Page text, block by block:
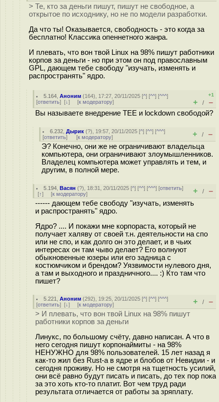
> Те, кто за деньги пишут, пишут не свободное, а
открытое по исходнику, но не по модели разработки.
Да что ты! Оказывается, свободность - это когда за
бесплатно! Классика опеннетного жанра.
И плевать, что вон твой Linux на 98% пишут работники
корпов за деньги - но при этом он под православным
GPL, дающем тебе свободу "изучать, изменять и
распространять" ядро.
5.164 ,Аноним (164), 17:27, 20/11/2025 [^] [^^] [^^^]
[ответить] [↓] [к модератору]
+1
+ / –
Вы называете внедрение TEE и lockdown свободой?
6.232 ,Дырик (?), 19:57, 20/11/2025 [^] [^^] [^^^]
[ответить] [к модератору] + / –
Э? Конечно, они же не ограничивают владельца
компьютера, они ограничивают злоумышленников.
Владелец компьютера может управлять и тем, и
другим, в полной мере.
5.194 ,Васян (?), 18:31, 20/11/2025 [^] [^^] [^^^] [ответить]
[↑] [к модератору] + / –
------ дающем тебе свободу "изучать, изменять
и распространять" ядро.
Ядро? .... И покажи мне корпораста, который не
получает халяву от своей т.н. деятельности на спо
или не спо, и как долго он это делает, и в чьих
интересах он там чыво делает? Его волнуют
обыкновенные юзеры или его задница с
костюмчиком и брендом? Уязвимости нулевого дня,
а там и выходного и праздничного.... :) Кто там что
пишет?
5.221 ,Аноним (292), 19:25, 20/11/2025 [^] [^^] [^^^]
[ответить] [↓] [к модератору] + / –
> И плевать, что вон твой Linux на 98% пишут
работники корпов за деньги
Линукс, по большому счёту, давно написан. А что в
него сегодня пишут корпонаймиты - на 98%
НЕНУЖНО для 98% пользователей. 15 лет назад я
как-то жил без Rust-а в ядре и блобов от Невидии - и
сегодня проживу. Но не смотря на тщетность усилий,
они всё равно будут писать и писать, до тех пор пока
за это хоть кто-то платит. Вот чем труд ради
результата отличается от работы за зряплату.